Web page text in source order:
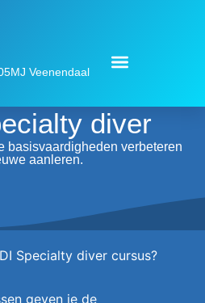
Veenendaal
diver
basisvaardigheden verbeteren
aanleren.
Specialty diver cursus?
geven je de